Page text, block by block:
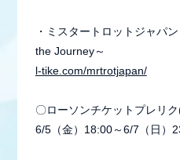
・ミスタートロットジャパ
the Journey～
l-tike.com/mrtrotjapan/
〇ローソンチケットプレリ
6/5（金）18:00～6/7（日）